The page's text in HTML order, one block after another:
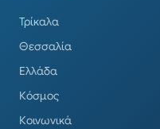
Τρίκαλα
Θεσσαλία
Ελλάδα
Κόσμος
Κοινωνικά